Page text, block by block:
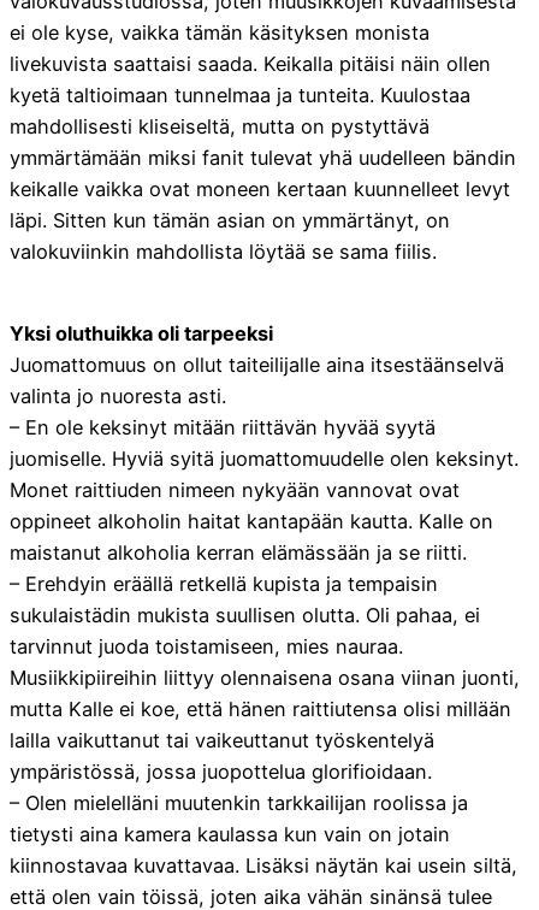
ei ole kyse, vaikka tämän käsityksen monista
livekuvista saattaisi saada. Keikalla pitäisi näin ollen
kyetä taltioimaan tunnelmaa ja tunteita. Kuulostaa
mahdollisesti kliseiseltä, mutta on pystyttävä
ymmärtämään miksi fanit tulevat yhä uudelleen bändin
keikalle vaikka ovat moneen kertaan kuunnelleet levyt
läpi. Sitten kun tämän asian on ymmärtänyt, on
valokuviinkin mahdollista löytää se sama fiilis.
Yksi oluthuikka oli tarpeeksi
Juomattomuus on ollut taiteilijalle aina itsestäänselvä
valinta jo nuoresta asti.
– En ole keksinyt mitään riittävän hyvää syytä
juomiselle. Hyviä syitä juomattomuudelle olen keksinyt.
Monet raittiuden nimeen nykyään vannovat ovat
oppineet alkoholin haitat kantapään kautta. Kalle on
maistanut alkoholia kerran elämässään ja se riitti.
– Erehdyin eräällä retkellä kupista ja tempaisin
sukulaistädin mukista suullisen olutta. Oli pahaa, ei
tarvinnut juoda toistamiseen, mies nauraa.
Musiikkipiireihin liittyy olennaisena osana viinan juonti,
mutta Kalle ei koe, että hänen raittiutensa olisi millään
lailla vaikuttanut tai vaikeuttanut työskentelyä
ympäristössä, jossa juopottelua glorifioidaan.
– Olen mielelläni muutenkin tarkkailijan roolissa ja
tietysti aina kamera kaulassa kun vain on jotain
kiinnostavaa kuvattavaa. Lisäksi näytän kai usein siltä,
että olen vain töissä, joten aika vähän sinänsä tulee